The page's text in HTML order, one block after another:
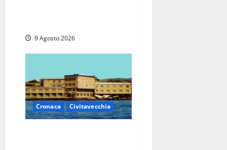
9 Agosto 2026
Cronaca Civitavecchia